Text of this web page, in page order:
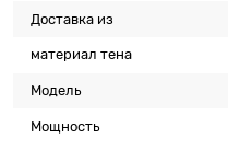
Доставка из
материал тена
Модель
Мощность